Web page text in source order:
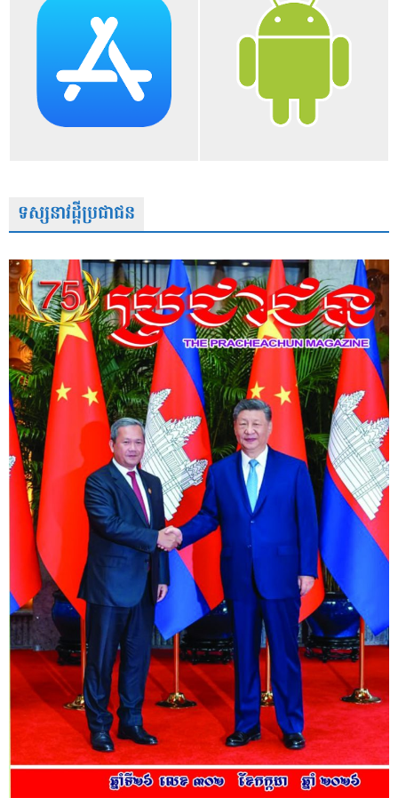
ទស្សនាវដ្តីប្រជាជន